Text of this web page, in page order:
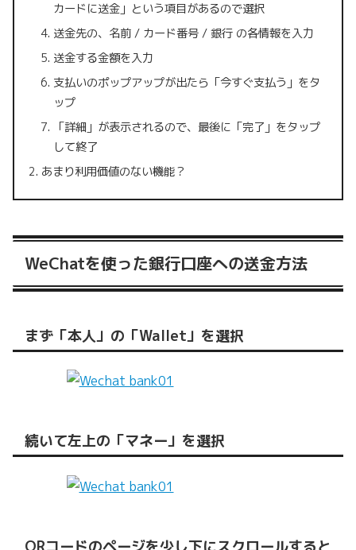
カードに送金」という項目があるので選択
送金先の、名前 / カード番号 / 銀行 の各情報を入力
送金する金額を入力
支払いのポップアップが出たら「今すぐ支払う」をタ
ップ
「詳細」が表示されるので、最後に「完了」をタップ
して終了
あまり利用価値のない機能？
WeChatを使った銀行口座への送金方法
まず「本人」の「Wallet」を選択
続いて左上の「マネー」を選択